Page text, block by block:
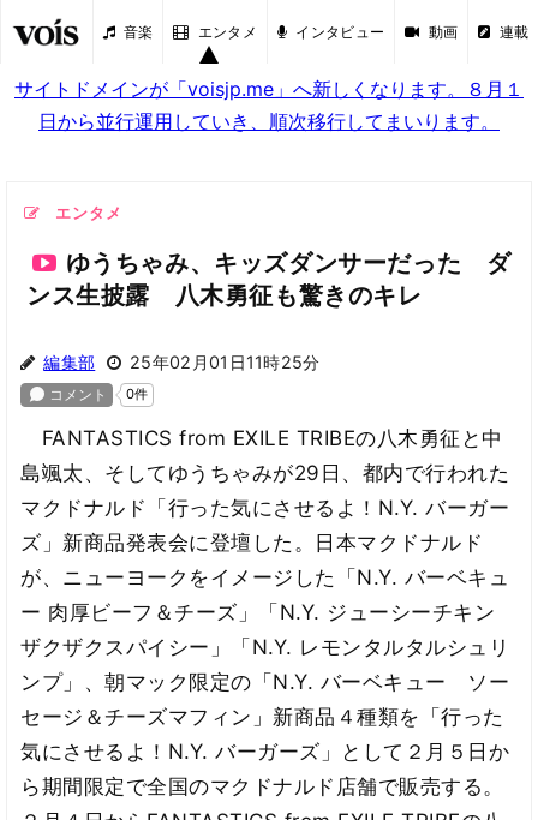
音楽 エンタメ インタビュー 動画 連載
サイトドメインが「voisjp.me」へ新しくなります。８月１
日から並行運用していき、順次移行してまいります。
エンタメ
ゆうちゃみ、キッズダンサーだった ダ
ンス生披露 八木勇征も驚きのキレ
編集部 25年02月01日11時25分
FANTASTICS from EXILE TRIBEの八木勇征と中
島颯太、そしてゆうちゃみが29日、都内で行われた
マクドナルド「行った気にさせるよ！N.Y. バーガー
ズ」新商品発表会に登壇した。日本マクドナルド
が、ニューヨークをイメージした「N.Y. バーベキュ
ー 肉厚ビーフ＆チーズ」「N.Y. ジューシーチキン
ザクザクスパイシー」「N.Y. レモンタルタルシュリ
ンプ」、朝マック限定の「N.Y. バーベキュー ソー
セージ＆チーズマフィン」新商品４種類を「行った
気にさせるよ！N.Y. バーガーズ」として２月５日か
ら期間限定で全国のマクドナルド店舗で販売する。